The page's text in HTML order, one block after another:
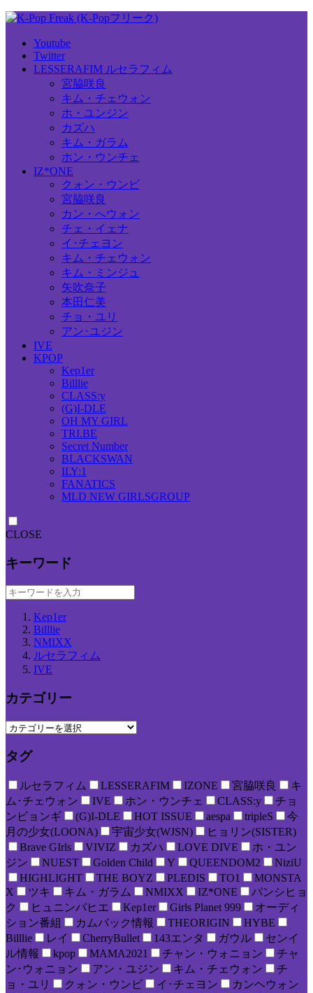
Youtube
Twitter
LESSERAFIM ルセラフィム
宮脇咲良
キム・チェウォン
ホ・ユンジン
カズハ
キム・ガラム
ホン・ウンチェ
IZ*ONE
クォン・ウンビ
宮脇咲良
カン・へウォン
チェ・イェナ
イ･チェヨン
キム・チェウォン
キム・ミンジュ
矢吹奈子
本田仁美
チョ・ユリ
アン･ユジン
IVE
KPOP
Kep1er
Billlie
CLASS:y
(G)I-DLE
OH MY GIRL
TRI.BE
Secret Number
BLACKSWAN
ILY:1
FANATICS
MLD NEW GIRLSGROUP
CLOSE
キーワード
Kep1er
Billlie
NMIXX
ルセラフィム
IVE
カテゴリー
タグ
ルセラフィム LESSERAFIM IZONE 宮脇咲良
キ
ム･チェウォン
IVE ホン・ウンチェ CLASS:y
チョ
ンビョンギ
(G)I-DLE HOT ISSUE aespa tripleS
今
月の少女(LOONA)
宇宙少女(WJSN)
ヒョリン(SISTER)
Brave GIrls
VIVIZ カズハ LOVE DIVE
ホ・ユン
ジン
NUEST Golden Child Y QUEENDOM2
NiziU
HIGHLIGHT
THE BOYZ PLEDIS TO1
MONSTA
X
ツキ キム・ガラム NMIXX IZ*ONE
パンシヒョ
ク
ヒュニンバヒエ Kep1er Girls Planet 999
オーディ
ション番組
カムバック情報 THEORIGIN
HYBE
Billlie
レイ CherryBullet 143エンタ ガウル
センイ
ル情報
kpop MAMA2021 チャン・ウォニョン
チャ
ン･ウォニョン
アン・ユジン キム・チェウォン
チ
ョ・ユリ
クォン・ウンビ イ･チェヨン
カンヘウォン